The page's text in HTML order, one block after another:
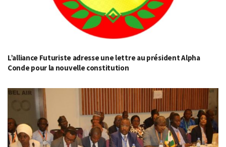
L’alliance Futuriste adresse une lettre au président Alpha
Conde pour la nouvelle constitution